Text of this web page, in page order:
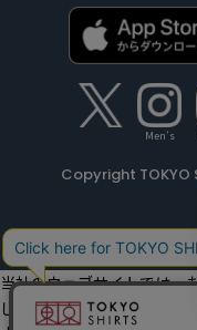
Men's
Copyright TOKYO
当社のウェブサイトでは、
しています。